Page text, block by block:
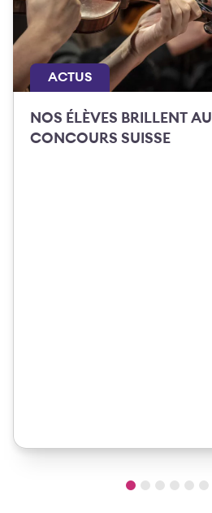
ACTUS
NOS ÉLÈVES BRILLENT AU
CONCOURS SUISSE